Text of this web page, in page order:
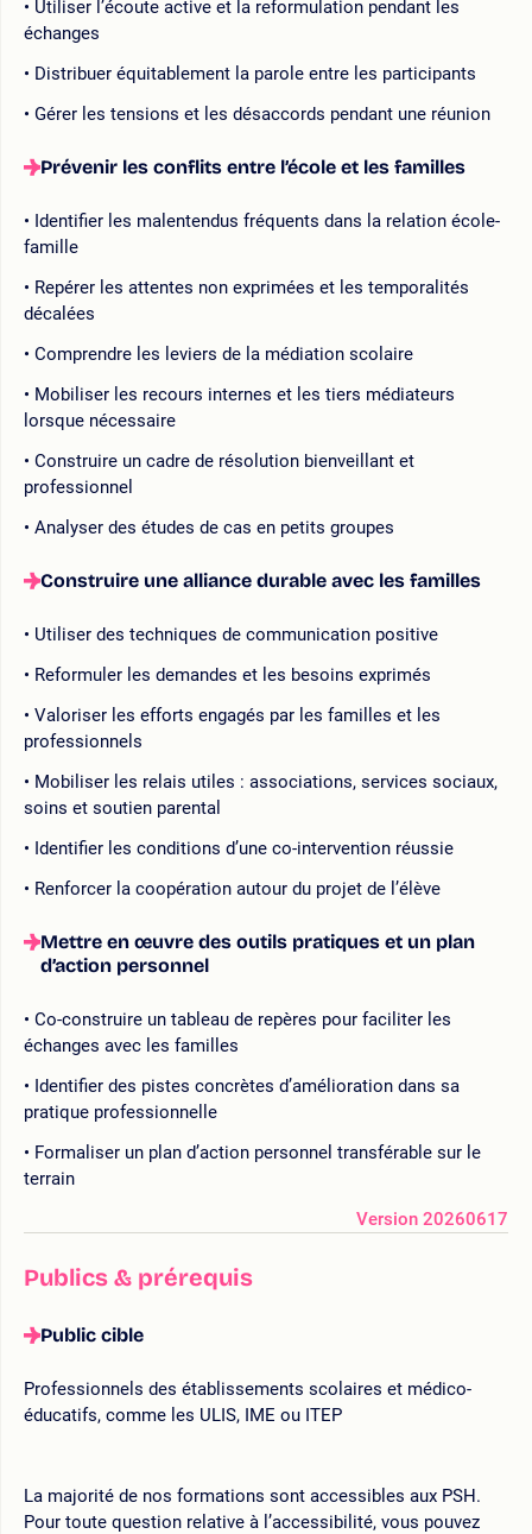
Utiliser l’écoute active et la reformulation pendant les
échanges
Distribuer équitablement la parole entre les participants
Gérer les tensions et les désaccords pendant une réunion
Prévenir les conflits entre l’école et les familles
Identifier les malentendus fréquents dans la relation école-
famille
Repérer les attentes non exprimées et les temporalités
décalées
Comprendre les leviers de la médiation scolaire
Mobiliser les recours internes et les tiers médiateurs
lorsque nécessaire
Construire un cadre de résolution bienveillant et
professionnel
Analyser des études de cas en petits groupes
Construire une alliance durable avec les familles
Utiliser des techniques de communication positive
Reformuler les demandes et les besoins exprimés
Valoriser les efforts engagés par les familles et les
professionnels
Mobiliser les relais utiles : associations, services sociaux,
soins et soutien parental
Identifier les conditions d’une co-intervention réussie
Renforcer la coopération autour du projet de l’élève
Mettre en œuvre des outils pratiques et un plan
d’action personnel
Co-construire un tableau de repères pour faciliter les
échanges avec les familles
Identifier des pistes concrètes d’amélioration dans sa
pratique professionnelle
Formaliser un plan d’action personnel transférable sur le
terrain
Version 20260617
Publics & prérequis
Public cible
Professionnels des établissements scolaires et médico-
éducatifs, comme les ULIS, IME ou ITEP
La majorité de nos formations sont accessibles aux PSH.
Pour toute question relative à l’accessibilité, vous pouvez